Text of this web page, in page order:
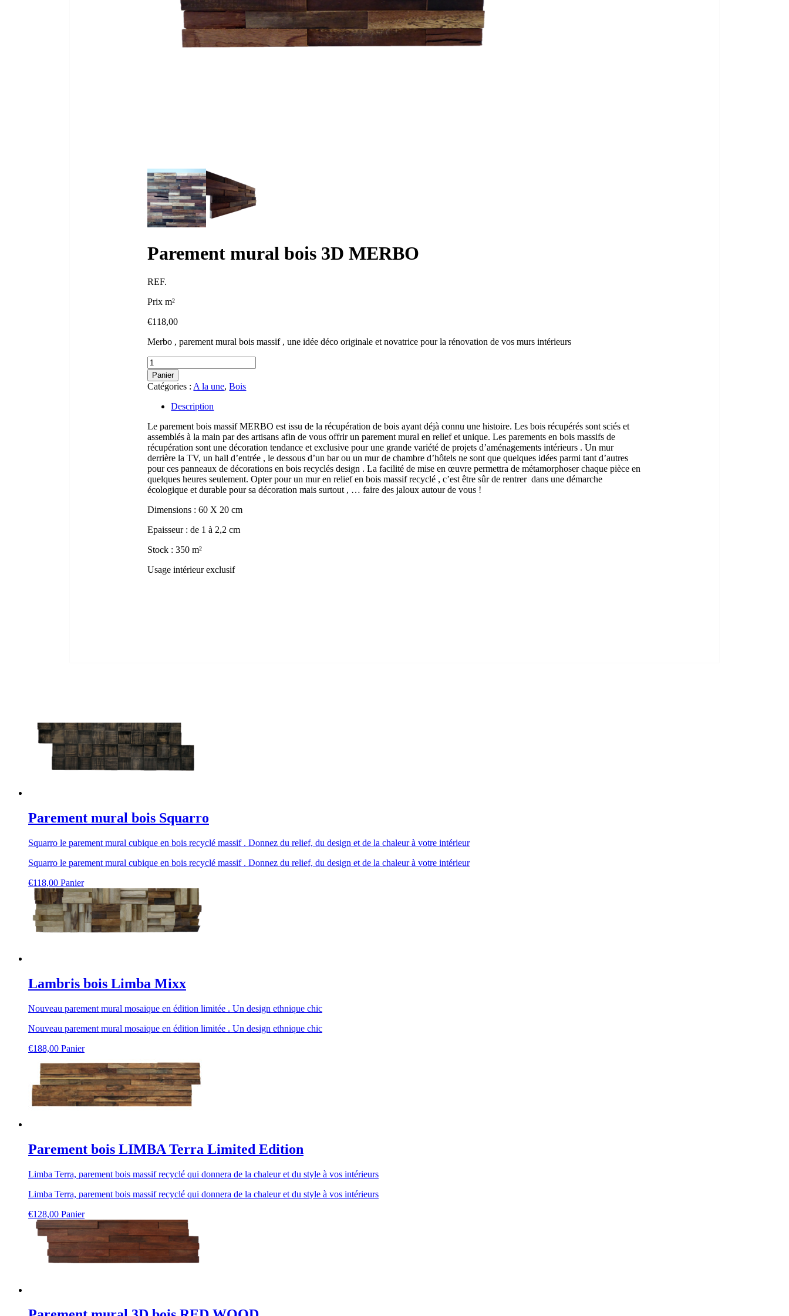
Parement mural bois 3D MERBO
REF.
Prix m²
€118,00
Merbo , parement mural bois massif , une idée déco originale et novatrice pour la rénovation de vos murs intérieurs
Panier
Catégories : A la une,Bois
Description
Le parement bois massif MERBO est issu de la récupération de bois ayant déjà connu une histoire. Les bois récupérés sont sciés et
assemblés à la main par des artisans afin de vous offrir un parement mural en relief et unique. Les parements en bois massifs de
récupération sont une décoration tendance et exclusive pour une grande variété de projets d’aménagements intérieurs . Un mur
derrière la TV, un hall d’entrée , le dessous d’un bar ou un mur de chambre d’hôtels ne sont que quelques idées parmi tant d’autres
pour ces panneaux de décorations en bois recyclés design . La facilité de mise en œuvre permettra de métamorphoser chaque pièce en
quelques heures seulement. Opter pour un mur en relief en bois massif recyclé , c’est être sûr de rentrer dans une démarche
écologique et durable pour sa décoration mais surtout , … faire des jaloux autour de vous !
Dimensions : 60 X 20 cm
Epaisseur : de 1 à 2,2 cm
Stock : 350 m²
Usage intérieur exclusif
Parement mural bois Squarro
Squarro le parement mural cubique en bois recyclé massif . Donnez du relief, du design et de la chaleur à votre intérieur
Squarro le parement mural cubique en bois recyclé massif . Donnez du relief, du design et de la chaleur à votre intérieur
€118,00 Panier
Lambris bois Limba Mixx
Nouveau parement mural mosaïque en édition limitée . Un design ethnique chic
Nouveau parement mural mosaïque en édition limitée . Un design ethnique chic
€188,00 Panier
Parement bois LIMBA Terra Limited Edition
Limba Terra, parement bois massif recyclé qui donnera de la chaleur et du style à vos intérieurs
Limba Terra, parement bois massif recyclé qui donnera de la chaleur et du style à vos intérieurs
€128,00 Panier